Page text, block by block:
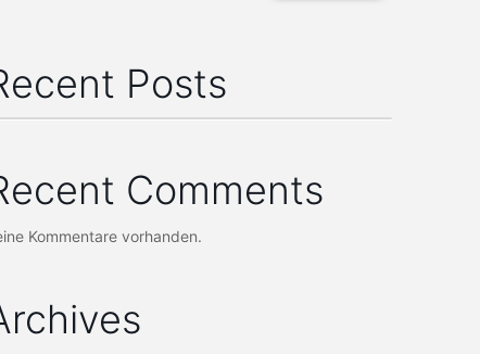
Posts
Comments
Kommentare vorhanden.